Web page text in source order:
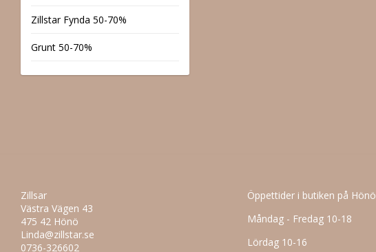
Zillstar Fynda 50-70%
Grunt 50-70%
Zillsar
Västra Vägen 43
475 42 Hönö
Linda@zillstar.se
0736-326602
Öppettider i butiken på Hönö
Måndag - Fredag 10-18
Lördag 10-16